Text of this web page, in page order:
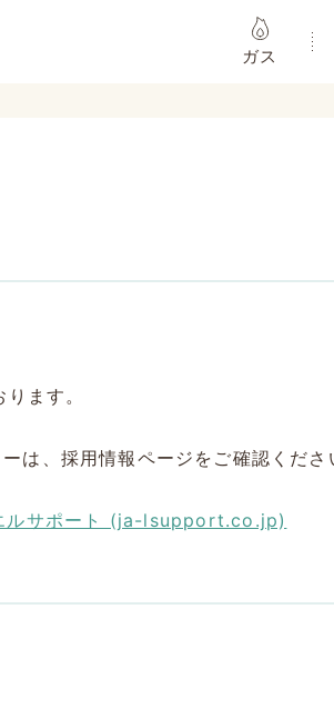
ガス
ます。
は、採用情報ページをご確認くださ
ルサポート (ja-lsupport.co.jp)